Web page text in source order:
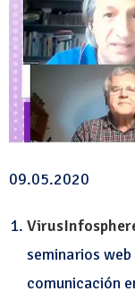
09.05.2020
seminarios
comunicación